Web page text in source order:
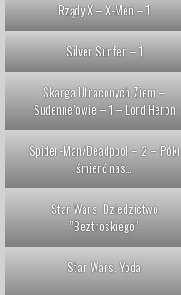
Rządy X – X-Men – 1
Silver Surfer – 1
Skarga Utraconych Ziem –
Sudenne’owie – 1 – Lord Heron
Spider-Man/Deadpool – 2 – Póki
śmierć nas…
Star Wars. Dziedzictwo
”Beztroskiego”
Star Wars. Yoda